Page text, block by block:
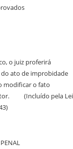
o juiz proferirá
do ato de improbidade
modificar o fato
(Incluído pela Lei